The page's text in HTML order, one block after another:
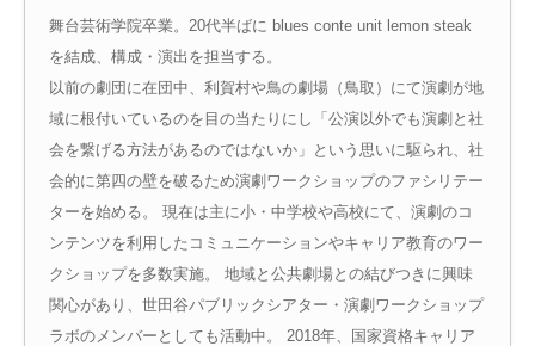
舞台芸術学院卒業。20代半ばに blues conte unit lemon steak
を結成、構成・演出を担当する。
以前の劇団に在団中、利賀村や鳥の劇場（鳥取）にて演劇が地
域に根付いているのを目の当たりにし「公演以外でも演劇と社
会を繋げる方法があるのではないか」という思いに駆られ、社
会的に第四の壁を破るため演劇ワークショップのファシリテー
ターを始める。 現在は主に小・中学校や高校にて、演劇のコ
ンテンツを利用したコミュニケーションやキャリア教育のワー
クショップを多数実施。 地域と公共劇場との結びつきに興味
関心があり、世田谷パブリックシアター・演劇ワークショップ
ラボのメンバーとしても活動中。 2018年、国家資格キャリア